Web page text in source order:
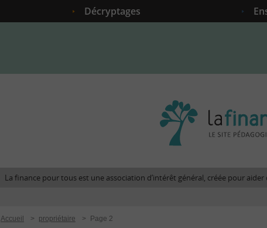
Décryptages
La finance pour tous est une association d’intérêt général, créée pour
Accueil > propriétaire > Page 2